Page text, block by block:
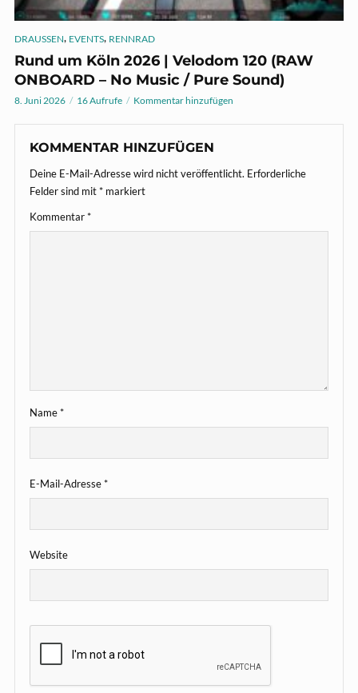
DRAUSSEN, EVENTS, RENNRAD
Rund um Köln 2026 | Velodom 120 (RAW
ONBOARD – No Music / Pure Sound)
8. Juni 2026 16 Aufrufe Kommentar hinzufügen
KOMMENTAR HINZUFÜGEN
Deine E-Mail-Adresse wird nicht veröffentlicht. Erforderliche
Felder sind mit* markiert
Kommentar*
Name*
E-Mail-Adresse*
Website